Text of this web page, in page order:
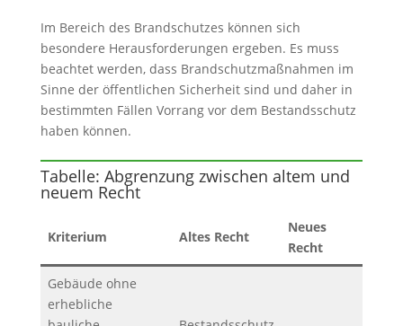
Im Bereich des Brandschutzes können sich
besondere Herausforderungen ergeben. Es muss
beachtet werden, dass Brandschutzmaßnahmen im
Sinne der öffentlichen Sicherheit sind und daher in
bestimmten Fällen Vorrang vor dem Bestandsschutz
haben können.
Tabelle: Abgrenzung zwischen altem und
neuem Recht
Kriterium Altes Recht
Neues
Recht
Gebäude ohne
erhebliche